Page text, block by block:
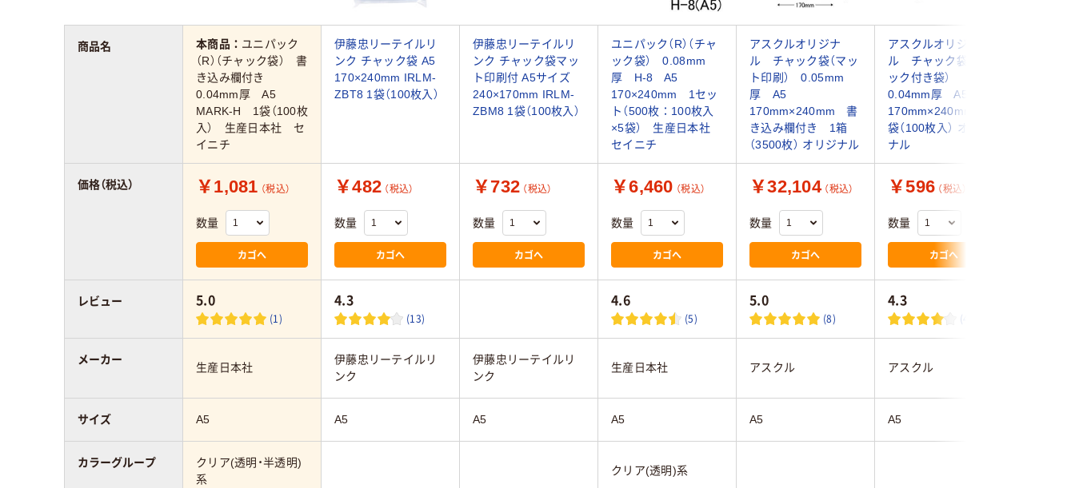
本商品： ユニパック
（R）（チャック袋） 書
き込み欄付き
0.04mm厚 A5
MARK-H 1袋（100枚
入） 生産日本社 セ
イニチ
伊藤忠リーテイルリ
ンク チャック袋 A5
170×240mm IRLM-
ZBT8 1袋（100枚入）
伊藤忠リーテイルリ
ンク チャック袋マッ
ト印刷付 A5サイズ
240×170mm IRLM-
ZBM8 1袋（100枚入）
ユニパック（R）（チャ
ック袋） 0.08mm
厚 H-8 A5
170×240mm 1セッ
ト（500枚：100枚入
×5袋） 生産日本社
セイニチ
アスクルオリジナ
ル チャック袋（マッ
ト印刷） 0.05mm
厚 A5
170mm×240mm 書
き込み欄付き 1箱
（3500枚） オリジナル
アスクルオリジナ
ル チャック袋（チャ
ック付き袋）
0.04mm厚 A5
170mm×240mm 1
袋（100枚入） オリジ
ナル
￥1,081 （税込）
数量
カゴへ
￥482 （税込）
数量
カゴへ
￥732 （税込）
数量
カゴへ
￥6,460 （税込）
数量
カゴへ
￥32,104 （税込）
数量
カゴへ
￥596 （税込）
数量
カゴへ
5.0
(1)
4.3
(13)
4.6
(5)
5.0
(8)
4.3
(46)
生産日本社
伊藤忠リーテイルリ
ンク
伊藤忠リーテイルリ
ンク
生産日本社 アスクル アスクル
A5 A5 A5 A5 A5 A5
クリア(透明・半透明)
系
クリア(透明)系
商品名
価格（税込）
レビュー
メーカー
サイズ
カラーグループ